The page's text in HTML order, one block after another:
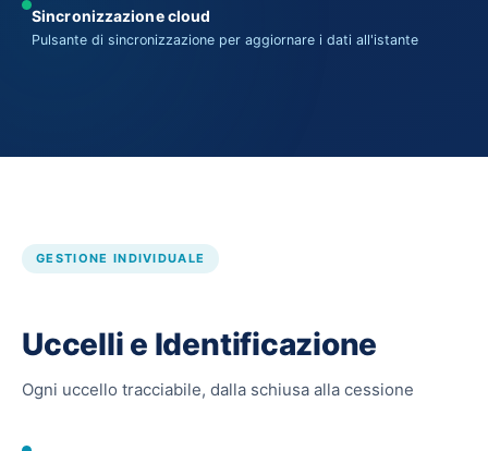
Sincronizzazione cloud
Pulsante di sincronizzazione per aggiornare i dati all'istante
GESTIONE INDIVIDUALE
Uccelli e Identificazione
Ogni uccello tracciabile, dalla schiusa alla cessione